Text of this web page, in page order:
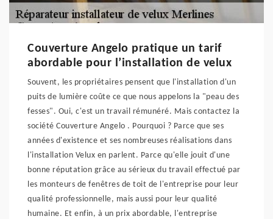
Couverture Angelo pratique un tarif
abordable pour l’installation de velux
Souvent, les propriétaires pensent que l'installation d'un
puits de lumière coûte ce que nous appelons la "peau des
fesses". Oui, c'est un travail rémunéré. Mais contactez la
société Couverture Angelo . Pourquoi ? Parce que ses
années d'existence et ses nombreuses réalisations dans
l'installation Velux en parlent. Parce qu'elle jouit d'une
bonne réputation grâce au sérieux du travail effectué par
les monteurs de fenêtres de toit de l'entreprise pour leur
qualité professionnelle, mais aussi pour leur qualité
humaine. Et enfin, à un prix abordable, l'entreprise